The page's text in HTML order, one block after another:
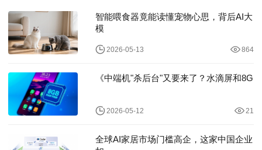
智能喂食器竟能读懂宠物心思，背后AI大
模
2026-05-13 864
《中端机"杀后台"又要来了？水滴屏和8G
2026-05-12 21
全球AI家居市场门槛高企，这家中国企业